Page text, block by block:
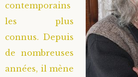
contemporains
les plus
connus. Depuis
de nombreuses
années, il mène